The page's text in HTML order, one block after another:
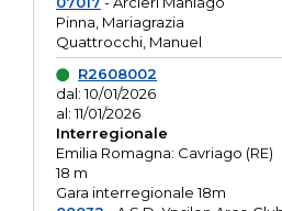
Pinna, Mariagrazia
Quattrocchi, Manuel
R2608002
dal: 10/01/2026
al: 11/01/2026
Interregionale
Emilia Romagna: Cavriago (RE)
18 m
Gara interregionale 18m